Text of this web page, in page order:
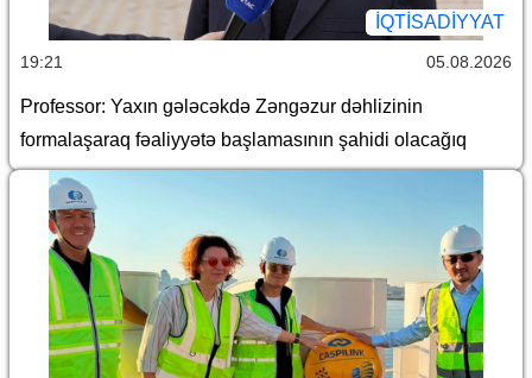
İQTİSADİYYAT
19:21 05.08.2026
Professor: Yaxın gələcəkdə Zəngəzur dəhlizinin
formalaşaraq fəaliyyətə başlamasının şahidi olacağıq